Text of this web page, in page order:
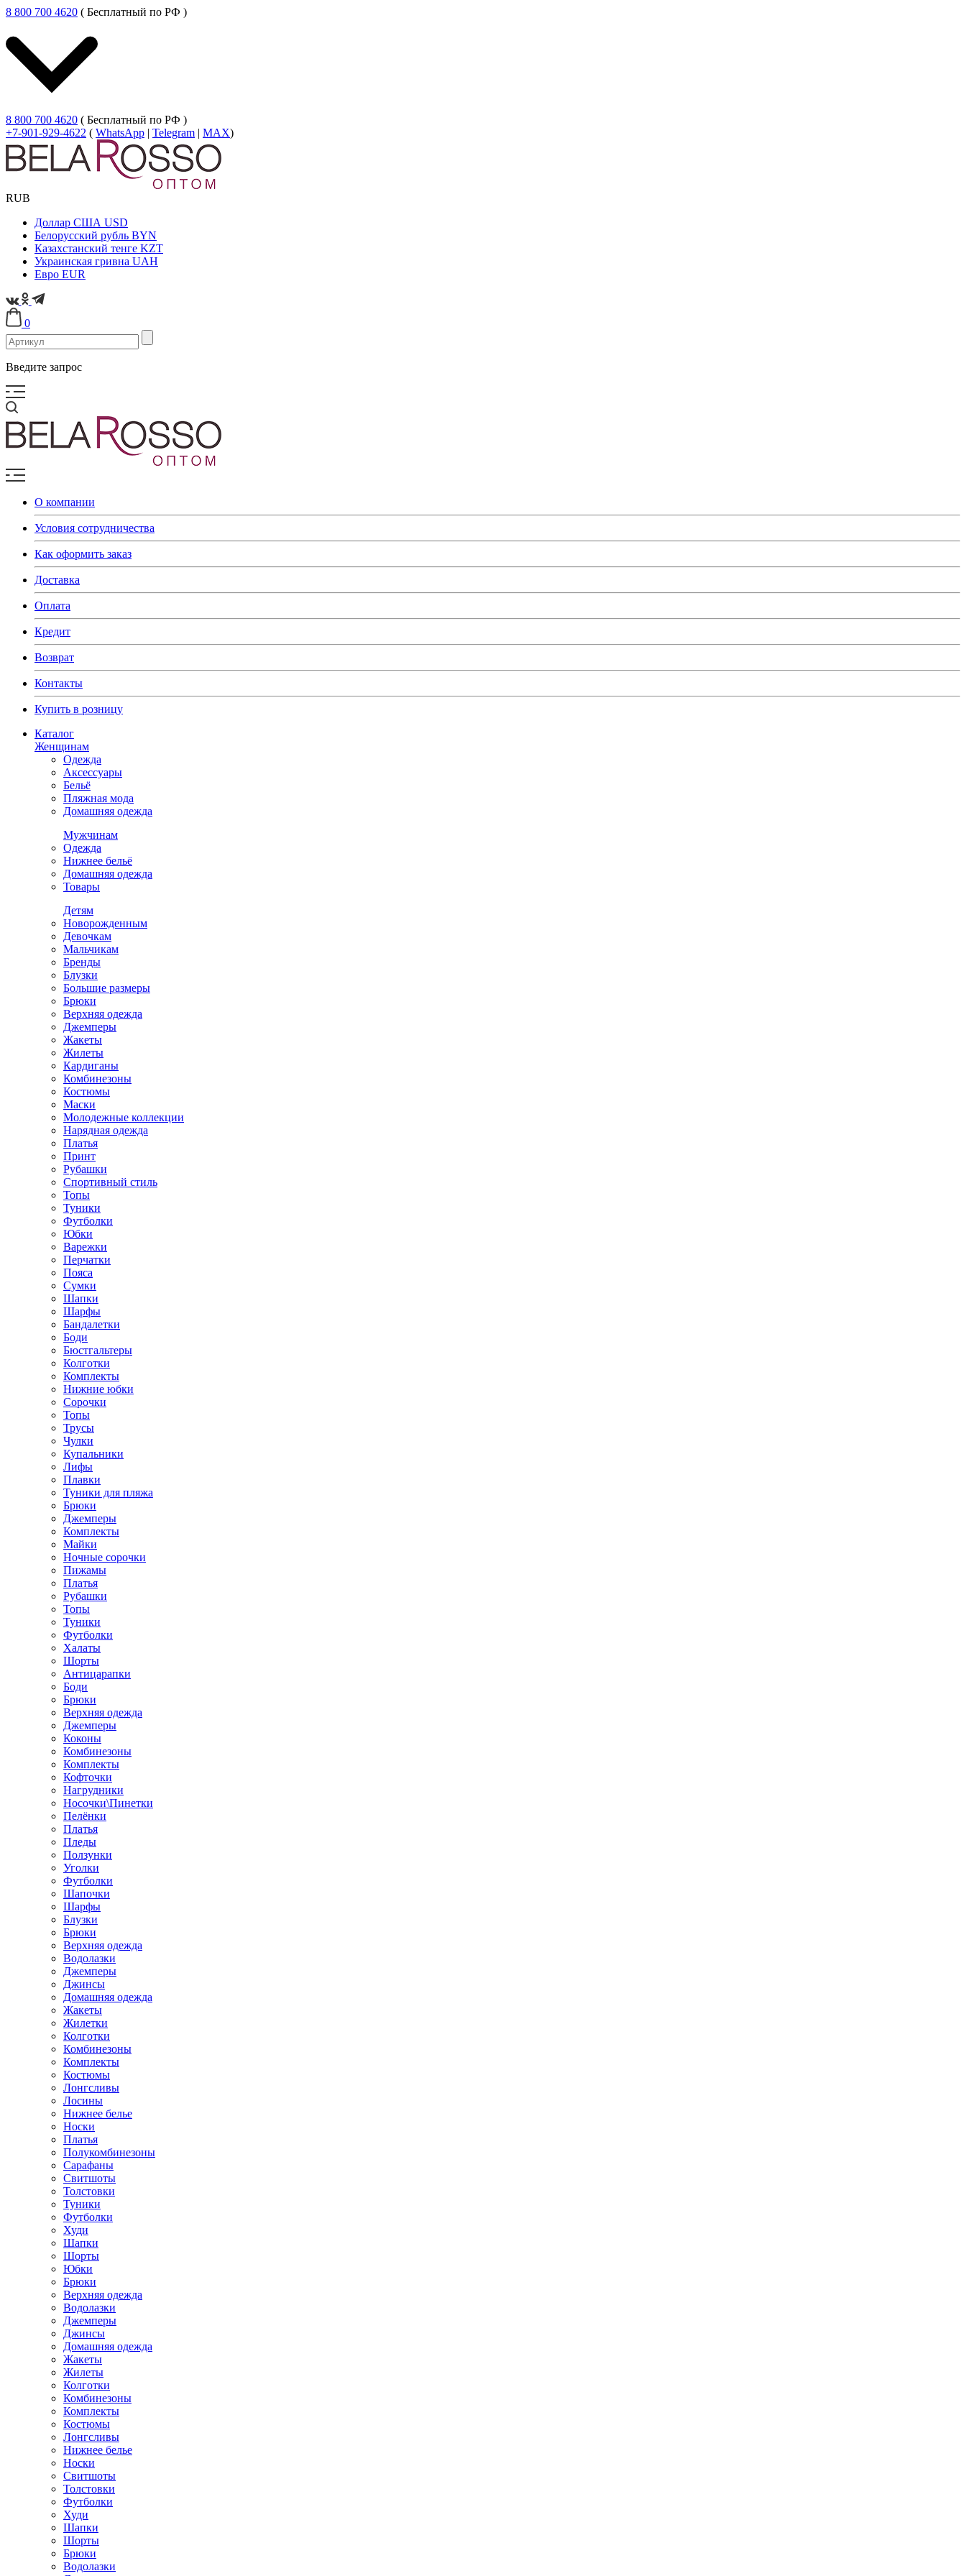
8 800 700 4620 ( Бесплатный по РФ )
8 800 700 4620 ( Бесплатный по РФ )
+7-901-929-4622 ( WhatsApp | Telegram | MAX)
RUB
Доллар США USD
Белорусский рубль BYN
Казахстанский тенге KZT
Украинская гривна UAH
Евро EUR
0
Введите запрос
О компании
Условия сотрудничества
Как оформить заказ
Доставка
Оплата
Кредит
Возврат
Контакты
Купить в розницу
Каталог
Женщинам
Одежда
Аксессуары
Бельё
Пляжная мода
Домашняя одежда
Мужчинам
Одежда
Нижнее бельё
Домашняя одежда
Товары
Детям
Новорожденным
Девочкам
Мальчикам
Бренды
Блузки
Большие размеры
Брюки
Верхняя одежда
Джемперы
Жакеты
Жилеты
Кардиганы
Комбинезоны
Костюмы
Маски
Молодежные коллекции
Нарядная одежда
Платья
Принт
Рубашки
Спортивный стиль
Топы
Туники
Футболки
Юбки
Варежки
Перчатки
Пояса
Сумки
Шапки
Шарфы
Бандалетки
Боди
Бюстгальтеры
Колготки
Комплекты
Нижние юбки
Сорочки
Топы
Трусы
Чулки
Купальники
Лифы
Плавки
Туники для пляжа
Брюки
Джемперы
Комплекты
Майки
Ночные сорочки
Пижамы
Платья
Рубашки
Топы
Туники
Футболки
Халаты
Шорты
Антицарапки
Боди
Брюки
Верхняя одежда
Джемперы
Коконы
Комбинезоны
Комплекты
Кофточки
Нагрудники
Носочки\Пинетки
Пелёнки
Платья
Пледы
Ползунки
Уголки
Футболки
Шапочки
Шарфы
Блузки
Брюки
Верхняя одежда
Водолазки
Джемперы
Джинсы
Домашняя одежда
Жакеты
Жилетки
Колготки
Комбинезоны
Комплекты
Костюмы
Лонгсливы
Лосины
Нижнее белье
Носки
Платья
Полукомбинезоны
Сарафаны
Свитшоты
Толстовки
Туники
Футболки
Худи
Шапки
Шорты
Юбки
Брюки
Верхняя одежда
Водолазки
Джемперы
Джинсы
Домашняя одежда
Жакеты
Жилеты
Колготки
Комбинезоны
Комплекты
Костюмы
Лонгсливы
Нижнее белье
Носки
Свитшоты
Толстовки
Футболки
Худи
Шапки
Шорты
Брюки
Водолазки